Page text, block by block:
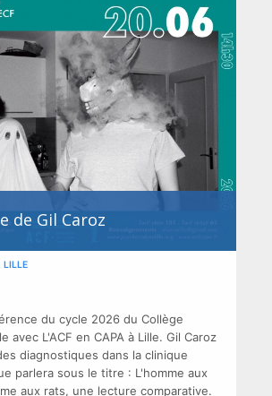
de Gil Caroz
LILLE
du cycle 2026 du Collège
avec L'ACF en CAPA à Lille. Gil Caroz
diagnostiques dans la clinique
parlera sous le titre : L'homme aux
aux rats, une lecture comparative.